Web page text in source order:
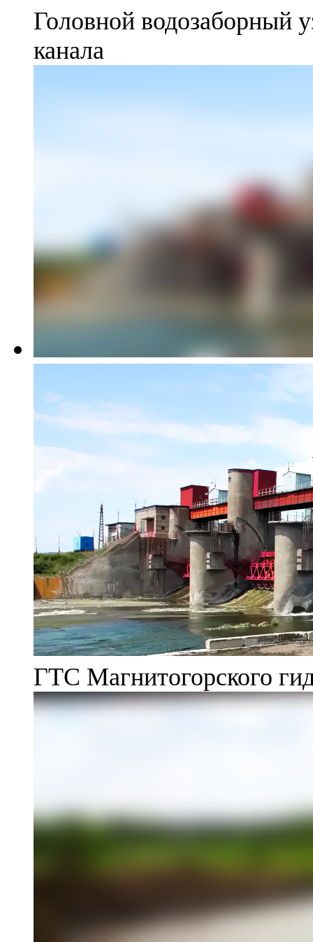
Головной водозаборный
канала
ГТС Магнитогорского